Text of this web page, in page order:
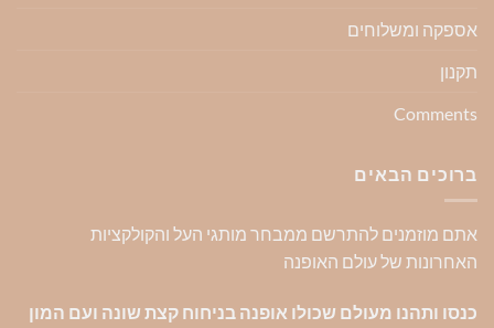
אספקה ומשלוחים
תקנון
Comments
ברוכים הבאים
אתם מוזמנים להתרשם ממבחר מותגי העל והקולקציות
האחרונות של עולם האופנה
כנסו ותהנו מעולם שכולו אופנה בניחוח קצת שונה ועם המון